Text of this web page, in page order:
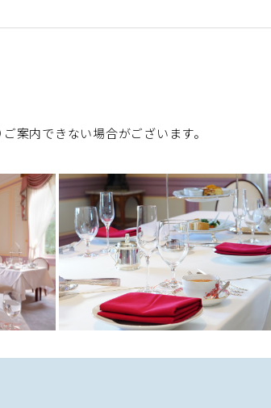
案内できない場合がございます。